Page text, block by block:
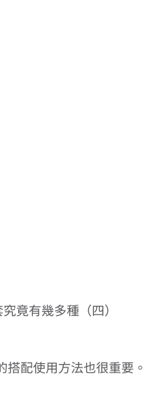
竟有幾多種（四）
搭配使用方法也很重要。